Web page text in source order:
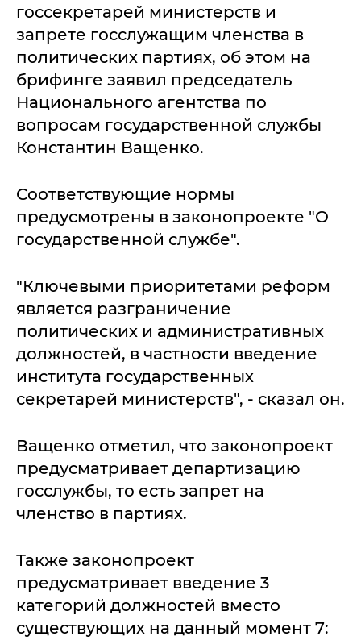
госсекретарей министерств и
запрете госслужащим членства в
политических партиях, об этом на
брифинге заявил председатель
Национального агентства по
вопросам государственной службы
Константин Ващенко.
Соответствующие нормы
предусмотрены в законопроекте "О
государственной службе".
"Ключевыми приоритетами реформ
является разграничение
политических и административных
должностей, в частности введение
института государственных
секретарей министерств", - сказал он.
Ващенко отметил, что законопроект
предусматривает департизацию
госслужбы, то есть запрет на
членство в партиях.
Также законопроект
предусматривает введение 3
категорий должностей вместо
существующих на данный момент 7: